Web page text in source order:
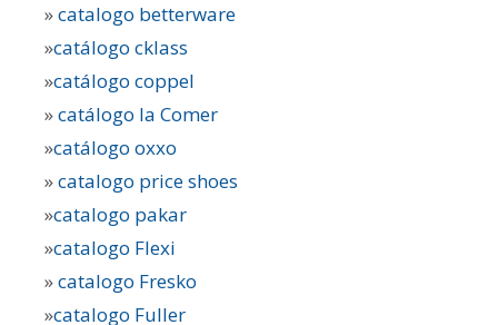
»catalogo betterware
»catálogo cklass
»catálogo coppel
»catálogo la Comer
»catálogo oxxo
»catalogo price shoes
»catalogo pakar
»catalogo Flexi
»catalogo Fresko
»catalogo Fuller